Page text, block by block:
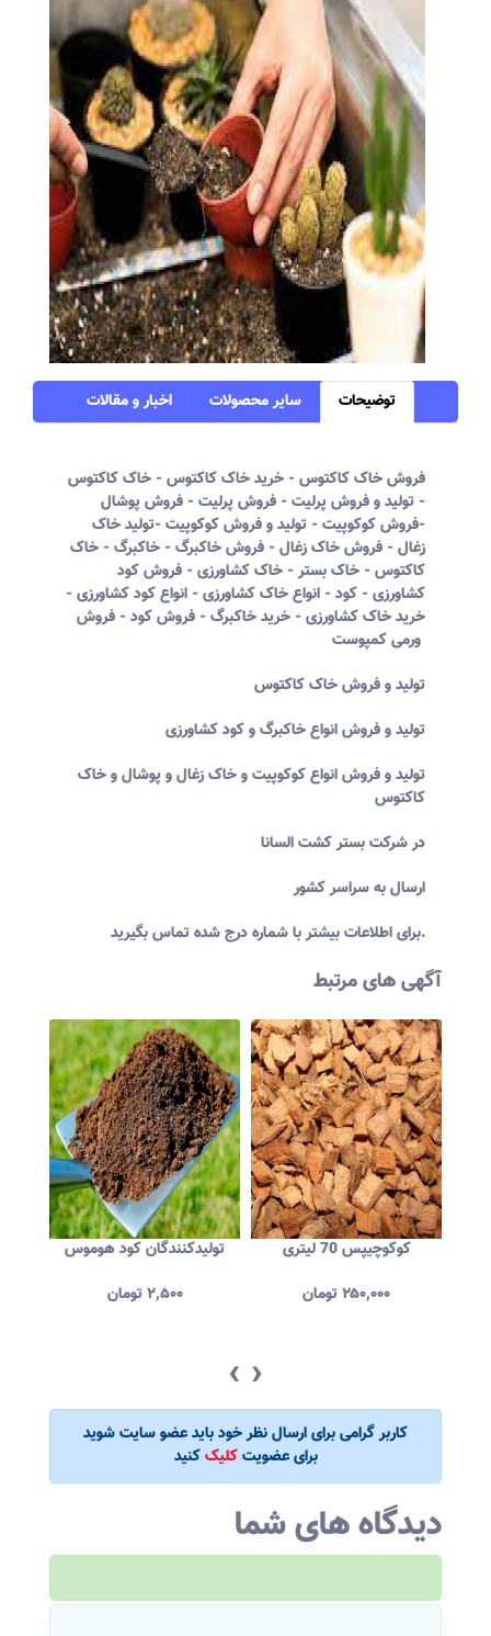
توضیحات سایر محصولات اخبار و مقالات
فروش خاک کاکتوس - خرید خاک کاکتوس - خاک کاکتوس
- تولید و فروش پرلیت - فروش پرلیت - فروش پوشال
-فروش کوکوپیت - تولید و فروش کوکوپیت -تولید خاک
زغال - فروش خاک زغال - فروش خاکبرگ - خاکبرگ - خاک
کاکتوس - خاک بستر - خاک کشاورزی - فروش کود
کشاورزی - کود - انواع خاک کشاورزی - انواع کود کشاورزی -
خرید خاک کشاورزی - خرید خاکبرگ - فروش کود - فروش
تولید و فروش خاک کاکتوس
تولید و فروش انواع خاکبرگ و کود کشاورزی
تولید و فروش انواع کوکوپیت و خاک زغال و پوشال و خاک
کاکتوس
در شرکت بستر کشت السانا
ارسال به سراسر کشور
برای اطلاعات بیشتر با شماره درج شده تماس بگیرید.
آگهی های مرتبط
تولیدکنندگان کود هوموس
۲,۵۰۰ تومان
کوکوچیپس 70 لیتری
۲۵۰,۰۰۰تومان
‹ ›
کاربر گرامی برای ارسال نظر خود باید عضو سایت شوید
برای عضویتکلیککنید
دیدگاه های شما